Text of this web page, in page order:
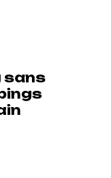
sans